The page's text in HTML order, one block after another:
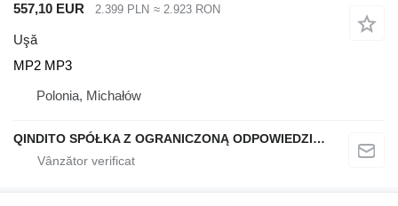
557,10 EUR 2.399 PLN ≈ 2.923 RON
Uşă
MP2 MP3
Polonia, Michałów
QINDITO SPÓŁKA Z OGRANICZONĄ ODPOWIEDZIALNOŚCIĄ